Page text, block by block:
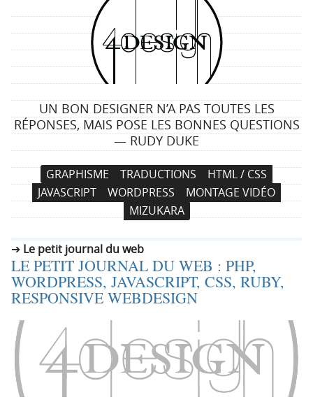
4
d
e
s
i
g
n
UN BON DESIGNER N’A PAS TOUTES LES
RÉPONSES, MAIS POSE LES BONNES QUESTIONS
— RUDY DUKE
a
t
i
o
p
a
u
c
o
n
GRAPHISME TRADUCTIONS
HTML / CSS
JAVASCRIPT
WORDPRESS
MONTAGE VIDÉO
MIZUKARA
Le petit journal du web
LE PETIT JOURNAL DU WEB : PHP,
WORDPRESS, JAVASCRIPT, CSS, RUBY,
RESPONSIVE WEBDESIGN